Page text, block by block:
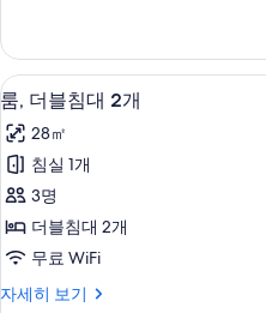
사
진
모
두
보
기
블
침
대
2
개
자
세
히
보
기
룸,
더
블
침
대
2
개
사
7
룸, 더블침대 2개
28㎡
침실 1개
3명
더블침대 2개
무료 WiFi
자세히 보기
룸,